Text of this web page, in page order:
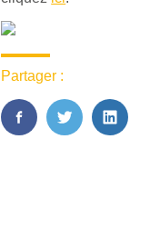
Partager :
FaceBookTwitterLinkedIn